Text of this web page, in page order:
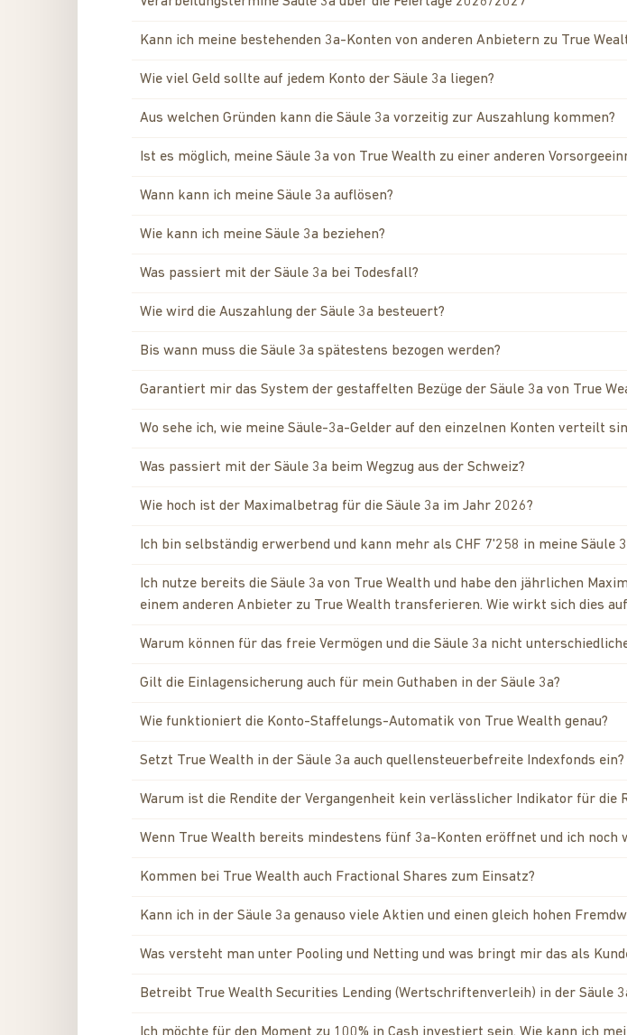
Kann ich meine bestehenden 3a-Konten von anderen Anbietern zu True
Wie viel Geld sollte auf jedem Konto der Säule 3a liegen?
Aus welchen Gründen kann die Säule 3a vorzeitig zur Auszahlung kommen?
Ist es möglich, meine Säule 3a von True Wealth zu einer anderen
Wann kann ich meine Säule 3a auflösen?
Wie kann ich meine Säule 3a beziehen?
Was passiert mit der Säule 3a bei Todesfall?
Wie wird die Auszahlung der Säule 3a besteuert?
Bis wann muss die Säule 3a spätestens bezogen werden?
Garantiert mir das System der gestaffelten Bezüge der Säule 3a von True
Wo sehe ich, wie meine Säule-3a-Gelder auf den einzelnen Konten verteilt
Was passiert mit der Säule 3a beim Wegzug aus der Schweiz?
Wie hoch ist der Maximalbetrag für die Säule 3a im Jahr 2026?
Ich bin selbständig erwerbend und kann mehr als CHF 7'258 in meine Säule
Ich nutze bereits die Säule 3a von True Wealth und habe den jährlichen
einem anderen Anbieter zu True Wealth transferieren. Wie wirkt sich dies
Warum können für das freie Vermögen und die Säule 3a nicht
Gilt die Einlagensicherung auch für mein Guthaben in der Säule 3a?
Wie funktioniert die Konto-Staffelungs-Automatik von True Wealth genau?
Setzt True Wealth in der Säule 3a auch quellensteuerbefreite Indexfonds ein?
Warum ist die Rendite der Vergangenheit kein verlässlicher Indikator für die
Wenn True Wealth bereits mindestens fünf 3a-Konten eröffnet und ich
Kommen bei True Wealth auch Fractional Shares zum Einsatz?
Kann ich in der Säule 3a genauso viele Aktien und einen gleich hohen
Was versteht man unter Pooling und Netting und was bringt mir das als
Betreibt True Wealth Securities Lending (Wertschriftenverleih) in der Säule